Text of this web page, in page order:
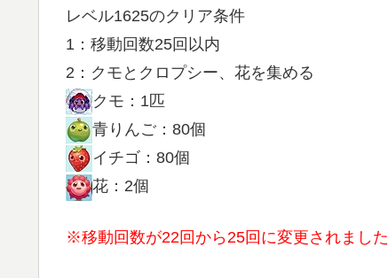
レベル1625のクリア条件
1：移動回数25回以内
2：クモとクロプシー、花を集める
クモ：1匹
青りんご：80個
イチゴ：80個
花：2個
※移動回数が22回から25回に変更されました